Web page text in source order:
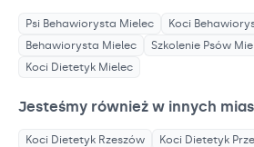
Psi Behawiorysta Mielec Koci
Behawiorysta Mielec Szkolenie Psów
Koci Dietetyk Mielec
Jesteśmy również w innych
Koci Dietetyk Rzeszów Koci Dietetyk